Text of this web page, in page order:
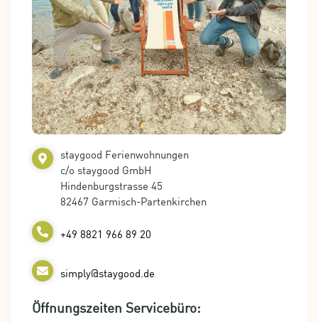
staygood Ferienwohnungen
c/o staygood GmbH
Hindenburgstrasse 45
82467 Garmisch-Partenkirchen
+49 8821 966 89 20
simply@staygood.de
Öffnungszeiten Servicebüro: